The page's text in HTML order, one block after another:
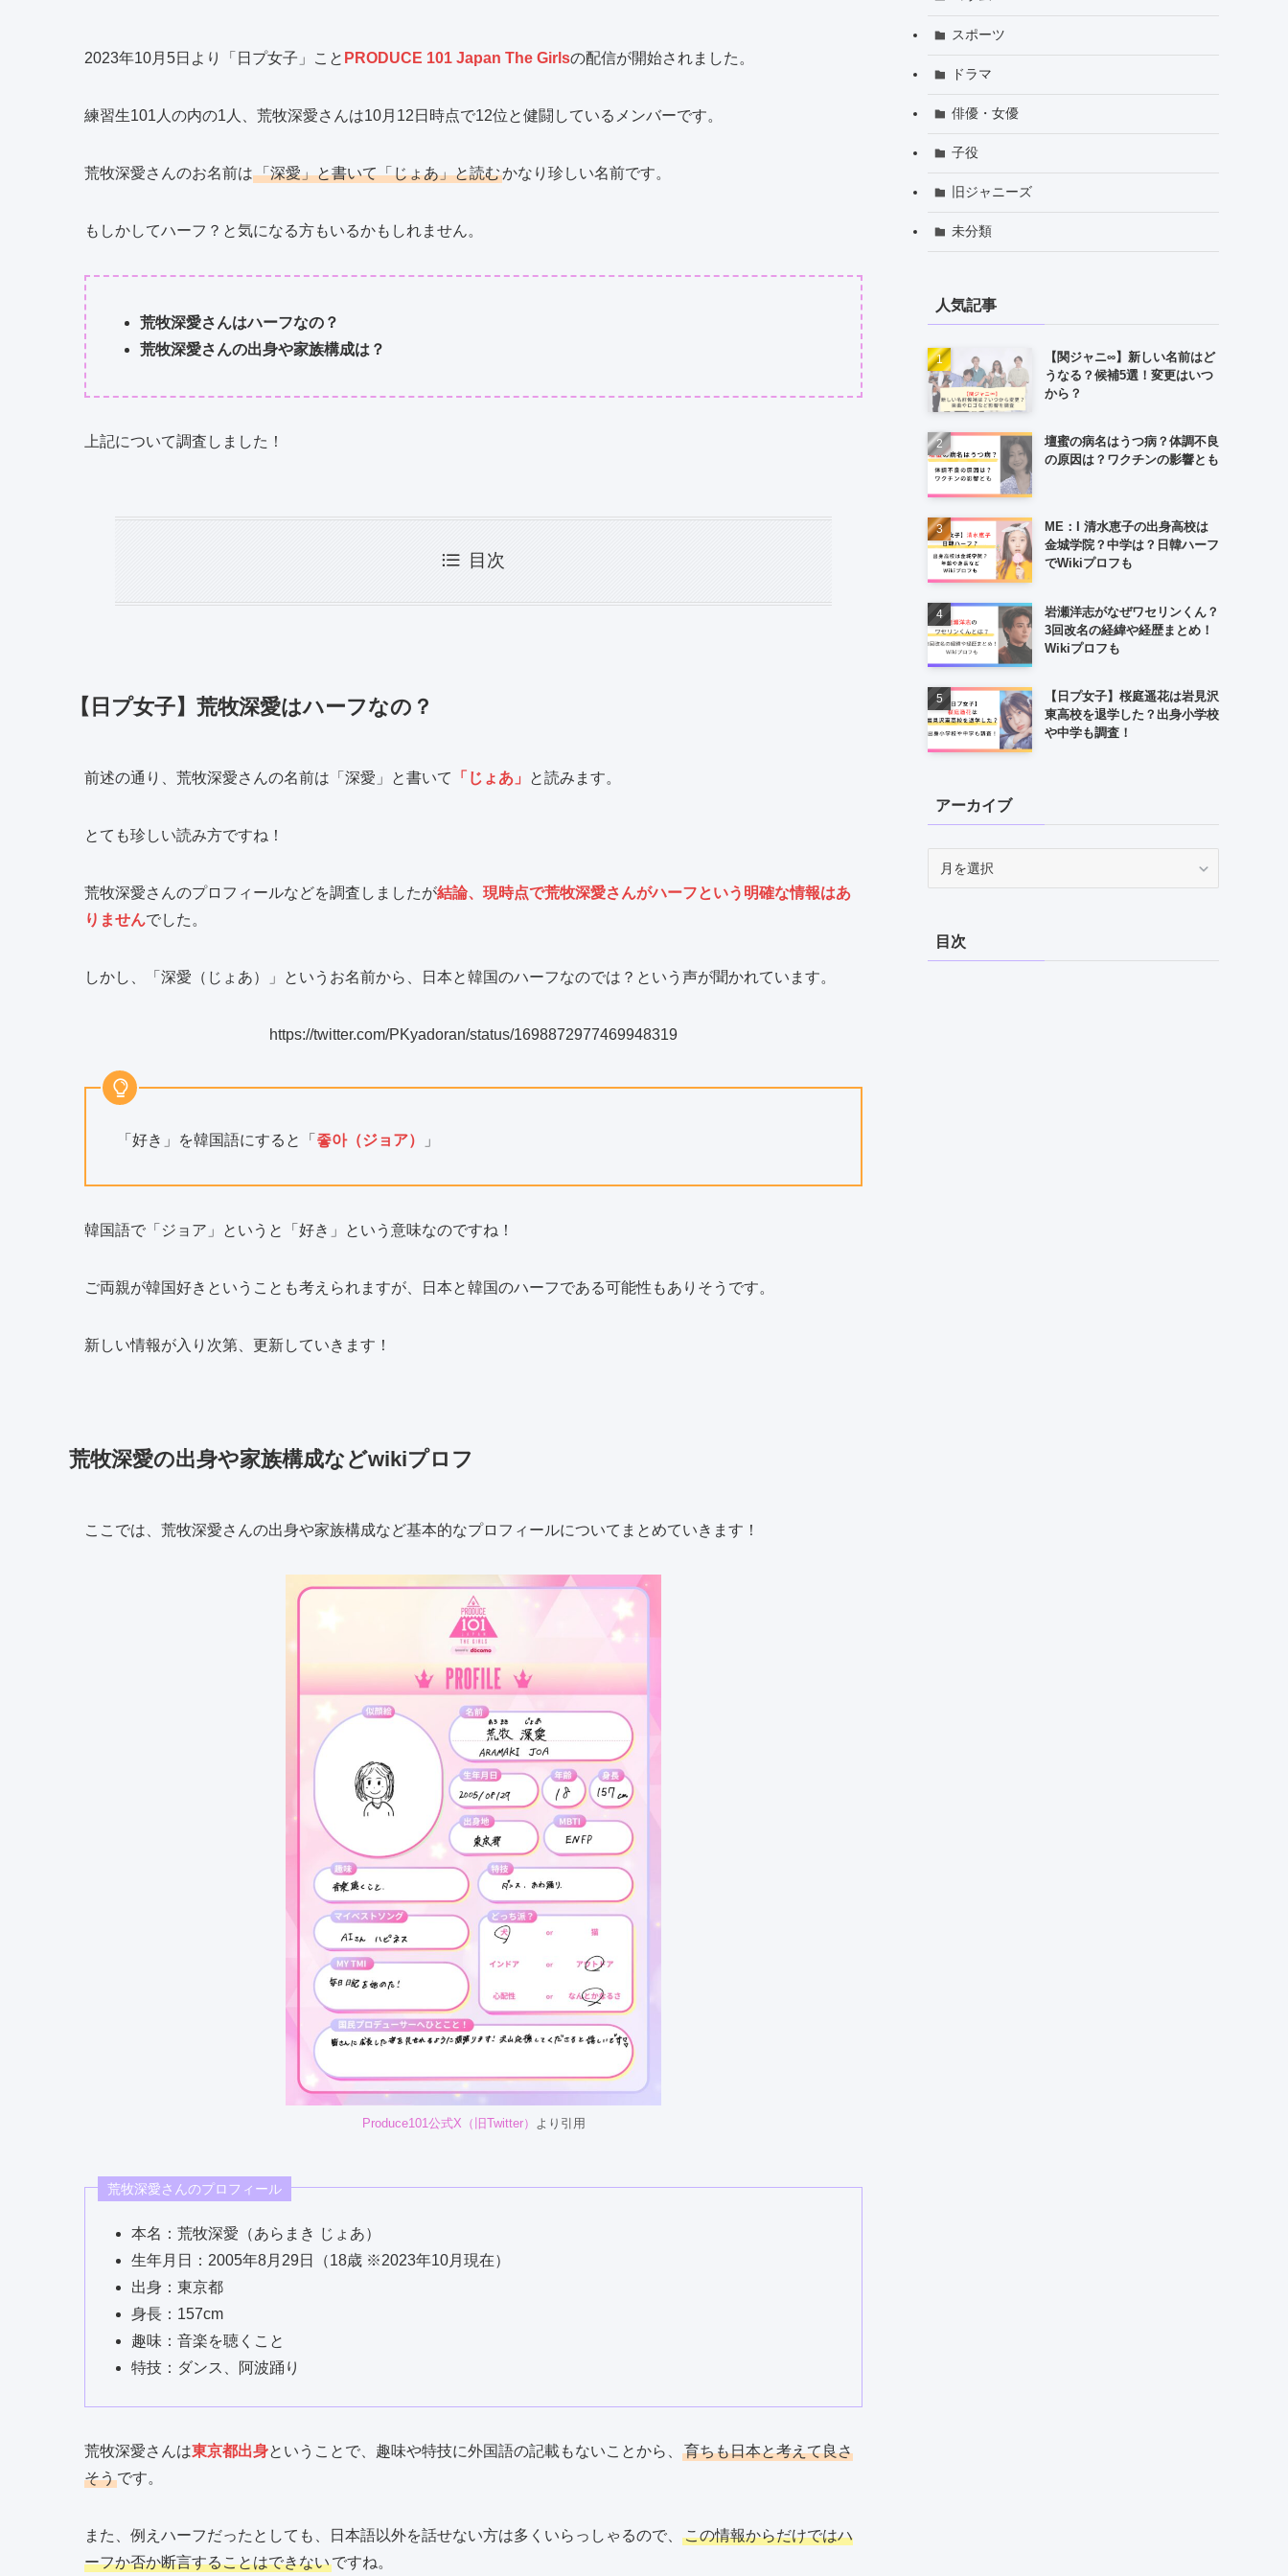
2023年10月5日より「日プ女子」こと PRODUCE 101 Japan The Girlsの配信が開始されました。
練習生101人の内の1人、荒牧深愛さんは10月12日時点で12位と健闘しているメンバーです。
荒牧深愛さんのお名前は「深愛」と書いて「じょあ」と読むかなり珍しい名前です。
もしかしてハーフ？と気になる方もいるかもしれません。
荒牧深愛さんはハーフなの？
荒牧深愛さんの出身や家族構成は？
上記について調査しました！
目次
【日プ女子】荒牧深愛はハーフなの？
前述の通り、荒牧深愛さんの名前は「深愛」と書いて 「じょあ」 と読みます。
とても珍しい読み方ですね！
荒牧深愛さんのプロフィールなどを調査しましたが結論、現時点で荒牧深愛さんがハーフという明確な情報はあ
りませんでした。
しかし、「深愛（じょあ）」というお名前から、日本と韓国のハーフなのでは？という声が聞かれています。
https://twitter.com/PKyadoran/status/1698872977469948319
「好き」を韓国語にすると「 좋아（ジョア） 」
韓国語で「ジョア」というと「好き」という意味なのですね！
ご両親が韓国好きということも考えられますが、日本と韓国のハーフである可能性もありそうです。
新しい情報が入り次第、更新していきます！
荒牧深愛の出身や家族構成などwikiプロフ
ここでは、荒牧深愛さんの出身や家族構成など基本的なプロフィールについてまとめていきます！
Produce101公式X（旧Twitter） より引用
荒牧深愛さんのプロフィール
本名：荒牧深愛（あらまき じょあ）
生年月日：2005年8月29日（18歳 ※2023年10月現在）
出身：東京都
身長：157cm
趣味：音楽を聴くこと
特技：ダンス、阿波踊り
荒牧深愛さんは東京都出身ということで、趣味や特技に外国語の記載もないことから、
育ちも日本と考えて良さ
そうです。
また、例えハーフだったとしても、日本語以外を話せない方は多くいらっしゃるので、
この情報からだけではハ
ーフか否か断言することはできないですね。
スポーツ
ドラマ
俳優・女優
子役
旧ジャニーズ
未分類
人気記事
【関ジャニ∞】新しい名前はど
うなる？候補5選！変更はいつ
から？
壇蜜の病名はうつ病？体調不良
の原因は？ワクチンの影響とも
ME：I 清水恵子の出身高校は
金城学院？中学は？日韓ハーフ
でWikiプロフも
岩瀬洋志がなぜワセリンくん？
3回改名の経緯や経歴まとめ！
Wikiプロフも
【日プ女子】桜庭遥花は岩見沢
東高校を退学した？出身小学校
や中学も調査！
アーカイブ
ブ目次